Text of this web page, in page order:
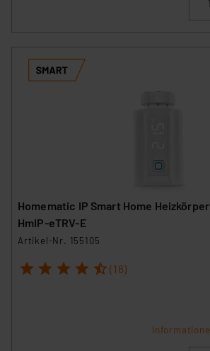
Homematic IP Smart Home
HmIP-eTRV-E
Artikel-Nr. 155105
1 2 3 4 5 (16)